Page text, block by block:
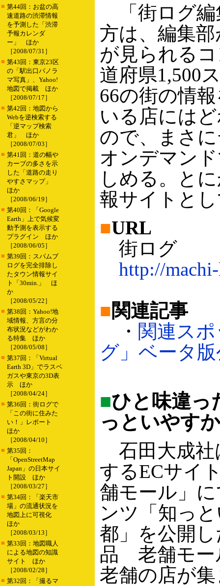
■ 第44回：お盆の高
速道路の渋滞情報
を予測した「渋滞
予報カレンダ
ー」 ほか
［2008/07/31］
■ 第43回：東京23区
の「駅出口パノラ
マ写真」、Yahoo!
地図で掲載 ほか
［2008/07/17］
■ 第42回：地図から
Webを逆検索する
「逆マップ検索
君」 ほか
［2008/07/03］
■ 第41回：道の幅や
カーブの多さを示
した「道路の走り
やすさマップ」
ほか
［2008/06/19］
■ 第40回：「Google
Earth」上で気候変
動予測を表示する
プラグイン ほか
［2008/06/05］
■ 第39回：スパムブ
ログを完全排除し
たタウン情報サイ
ト「30min.」 ほ
か
［2008/05/22］
■ 第38回：Yahoo!地
域情報、方言の分
布状況などがわか
る特集 ほか
［2008/05/08］
■ 第37回：「Virtual
Earth 3D」でラスベ
ガスや東京の3D表
示 ほか
［2008/04/24］
■ 第36回：街ログで
「この街に住みた
い！」レポート
ほか
［2008/04/10］
■ 第35回：
「OpenStreetMap
Japan」の日本サイ
ト開設 ほか
［2008/03/27］
■ 第34回：「楽天市
場」の流通状況を
地図上に可視化
ほか
［2008/03/13］
■ 第33回：地図職人
による地図の知識
サイト ほか
［2008/02/28］
■ 第32回：「撮るマ
「街ログ編
方は、編集
が見られる
道府県1,500
66の街の情
いる店には
ので、まさ
オンデマン
しめる。と
報サイトと
■URL
街ログ
http://
■関連記事
・ 関連ス
グ」ベータ
■ひと味違っ
っといやす
石田大成社
するECサイ
舗モール」
ンツ「知っ
都」を公開
品 老舗モー
老舗の店が